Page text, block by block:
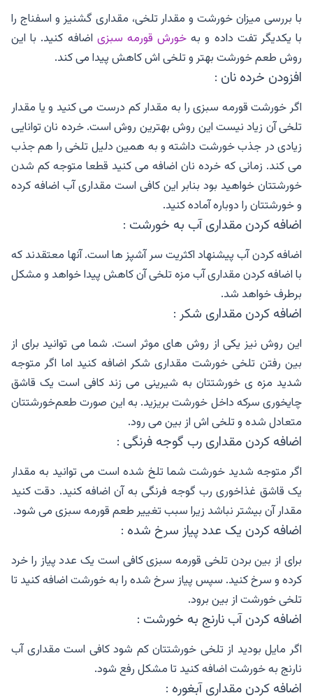
با بررسی میزان خورشت و مقدار تلخی، مقداری گشنیز و اسفناج را
با یکدیگر تفت داده و به خورش قورمه سبزی اضافه کنید. با این
روش طعم خورشت بهتر و تلخی اش کاهش پیدا می کند.
افزودن خرده نان :
اگر خورشت قورمه سبزی را به مقدار کم درست می کنید و یا مقدار
تلخی آن زیاد نیست این روش بهترین روش است. خرده نان توانایی
زیادی در جذب خورشت داشته و به همین دلیل تلخی را هم جذب
می کند. زمانی که خرده نان اضافه می کنید قطعا متوجه کم شدن
خورشتتان خواهید بود بنابر این کافی است مقداری آب اضافه کرده
و خورشتتان را دوباره آماده کنید.
اضافه کردن مقداری آب به خورشت :
اضافه کردن آب پیشنهاد اکثریت سر آشپز ها است. آنها معتقدند که
با اضافه کردن مقداری آب مزه تلخی آن کاهش پیدا خواهد و مشکل
برطرف خواهد شد.
اضافه کردن مقداری شکر :
این روش نیز یکی از روش های موثر است. شما می توانید برای از
بین رفتن تلخی خورشت مقداری شکر اضافه کنید اما اگر متوجه
شدید مزه ی خورشتتان به شیرینی می زند کافی است یک قاشق
چایخوری سرکه داخل خورشت بریزید. به این صورت طعم‌خورشتتان
متعادل شده و تلخی اش از بین می رود.
اضافه کردن مقداری رب گوجه فرنگی :
اگر متوجه شدید خورشت شما تلخ شده است می توانید به مقدار
یک قاشق غذاخوری رب گوجه فرنگی به آن اضافه کنید. دقت کنید
مقدار آن بیشتر نباشد زیرا سبب تغییر طعم قورمه سبزی می شود.
اضافه کردن یک عدد پیاز سرخ شده :
برای از بین بردن تلخی قورمه سبزی کافی است یک عدد پیاز را خرد
کرده و سرخ کنید. سپس پیاز سرخ شده را به خورشت اضافه کنید تا
تلخی خورشت از بین برود.
اضافه کردن آب نارنج به خورشت :
اگر مایل بودید از تلخی خورشتتان کم شود کافی است مقداری آب
نارنج به خورشت اضافه کنید تا مشکل رفع شود.
اضافه کردن مقداری آبغوره :